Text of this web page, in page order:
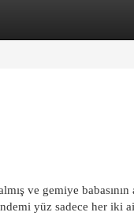
ve gemiye babasının
yüz sadece her iki